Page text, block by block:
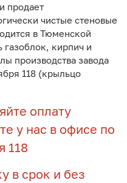
продает
чистые стеновые
в Тюменской
газоблок, кирпич и
производства завода
118 (крыльцо
оплату
у нас в офисе по
118
в срок и без